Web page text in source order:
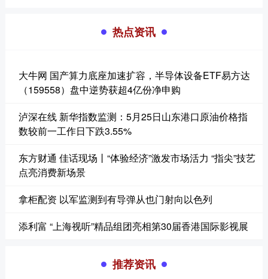
热点资讯
大牛网 国产算力底座加速扩容，半导体设备ETF易方达
（159558）盘中逆势获超4亿份净申购
泸深在线 新华指数监测：5月25日山东港口原油价格指
数较前一工作日下跌3.55%
东方财通 佳话现场丨“体验经济”激发市场活力 “指尖”技艺
点亮消费新场景
拿柜配资 以军监测到有导弹从也门射向以色列
添利富 “上海视听”精品组团亮相第30届香港国际影视展
推荐资讯